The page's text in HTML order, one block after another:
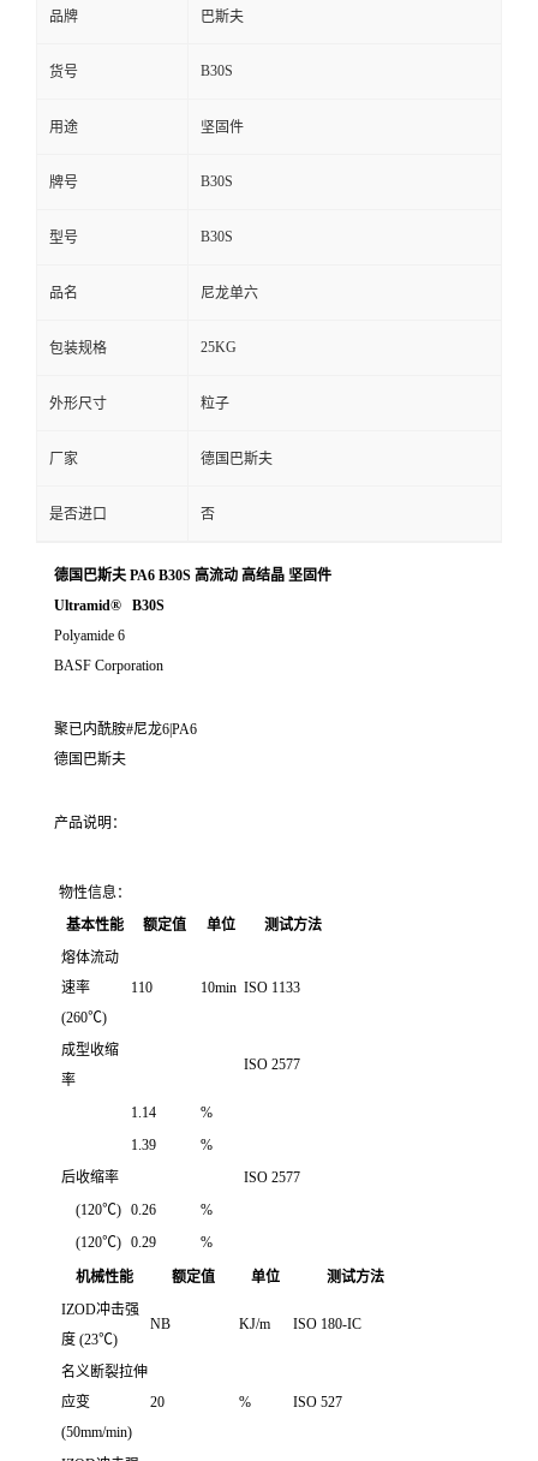
品牌 巴斯夫
货号 B30S
用途 坚固件
牌号 B30S
型号 B30S
品名 尼龙单六
包装规格 25KG
外形尺寸 粒子
厂家 德国巴斯夫
是否进口 否
德国巴斯夫 PA6 B30S 高流动 高结晶 坚固件
Ultramid® B30S
Polyamide 6
BASF Corporation
聚已内酰胺#尼龙6|PA6
德国巴斯夫
产品说明：
物性信息：
基本性能
额定值 单位
测试方法
熔体流动
速率
(260℃)
110 10min ISO 1133
成型收缩
率
ISO 2577
1.14
%
1.39
%
后收缩率
ISO 2577
(120℃) 0.26
%
(120℃) 0.29 %
机械性能 额定值 单位
测试方法
IZOD冲击强
度 (23℃)
NB KJ/m ISO 180-IC
名义断裂拉伸
应变
(50mm/min)
20 % ISO 527